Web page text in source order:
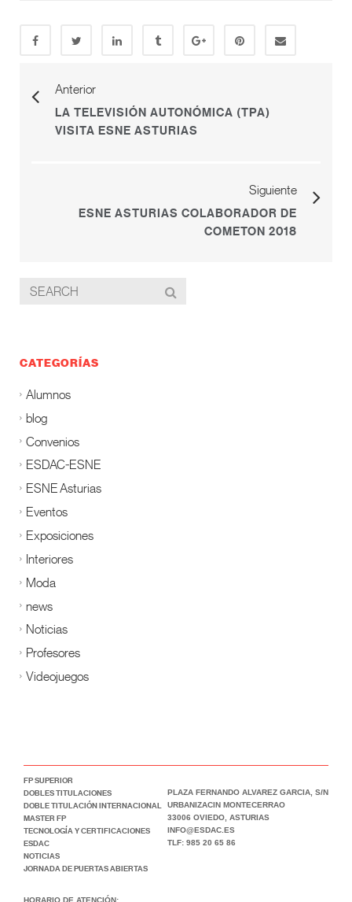
Anterior
LA TELEVISIÓN AUTONÓMICA (TPA)
VISITA ESNE ASTURIAS
Siguiente
ESNE ASTURIAS COLABORADOR DE
COMETON 2018
CATEGORÍAS
Alumnos
blog
Convenios
ESDAC-ESNE
ESNE Asturias
Eventos
Exposiciones
Interiores
Moda
news
Noticias
Profesores
Videojuegos
FP SUPERIOR
DOBLES TITULACIONES
DOBLE TITULACIÓN INTERNACIONAL
MASTER FP
TECNOLOGÍA Y CERTIFICACIONES
ESDAC
NOTICIAS
JORNADA DE PUERTAS ABIERTAS
PLAZA FERNANDO ALVAREZ GARCIA, S/N
URBANIZACIN MONTECERRAO
33006 OVIEDO, ASTURIAS
INFO@ESDAC.ES
TLF: 985 20 65 86
HORARIO DE ATENCIÓN: